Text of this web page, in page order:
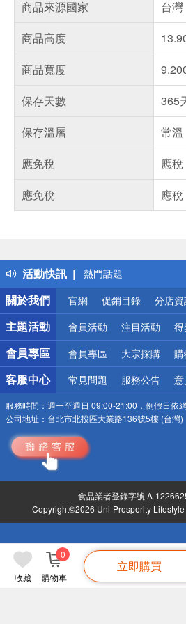
收藏 購物車
0
立即購買
商品來源國家
台灣
商品高度
商品寬度
保存天數
365
保存溫層
常溫
應免稅
應稅
應免稅
應稅
活動快訊
得獎公告
熱門話題
銀行優惠
偏遠地區配送
詐騙網頁！請小心！
關於我們
官網 促銷目錄 分店
主題活動 會員活動 注目活動
會員專區 會員專區 大宗採購
客服中心 常見問題 服務公告
服務時間： 週一至週日 09:00-21:00，例假日依
公司地址： 台北市北投區大業路136號5樓 (台灣)
食品業者登錄字號 A-
Copyright©2026 Uni-Prosperity